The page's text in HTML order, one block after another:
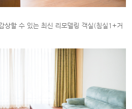
상할 수 있는 최신 리모델링 객실(침실1+거